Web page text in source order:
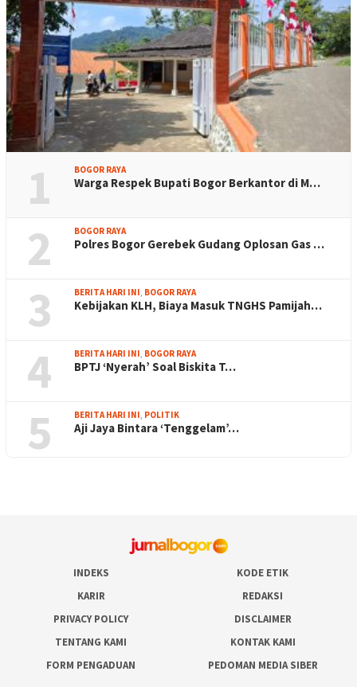
1 BOGOR RAYA
Warga Respek Bupati Bogor Berkantor di M…
2 BOGOR RAYA
Polres Bogor Gerebek Gudang Oplosan Gas …
3 BERITA HARI INI BOGOR RAYA
Kebijakan KLH, Biaya Masuk TNGHS Pamijah…
4 BERITA HARI INI BOGOR RAYA
BPTJ ‘Nyerah’ Soal Biskita T…
5 BERITA HARI INI POLITIK
Aji Jaya Bintara ‘Tenggelam’…
INDEKS
KODE ETIK
KARIR
REDAKSI
PRIVACY POLICY
DISCLAIMER
TENTANG KAMI
KONTAK KAMI
FORM PENGADUAN
PEDOMAN MEDIA SIBER